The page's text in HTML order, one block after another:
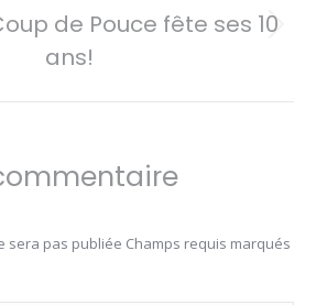
Onglet
suivant
de Pouce fête ses 10
ans!
sera pas publiée Champs requis marqués